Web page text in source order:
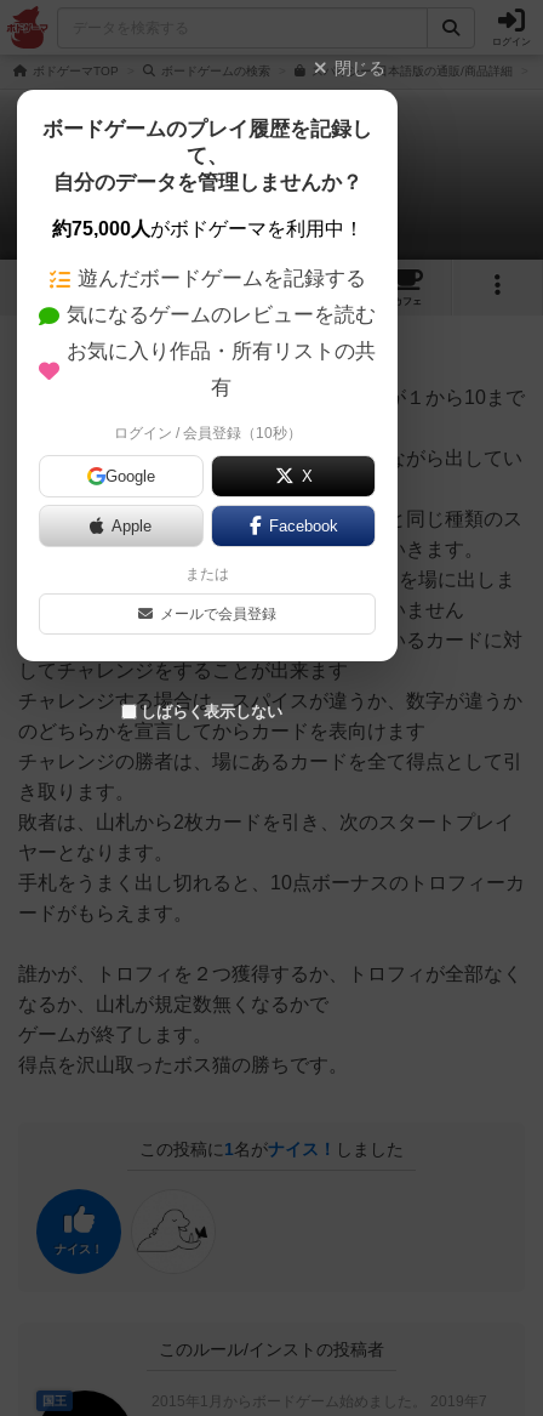
ログイン
ボドゲーマTOP ボードゲームの検索 スパイシー 日本語版の通販/商品詳細
スパイシー
ラスカル先生さんのルール/インスト
10 4 22
カフェ
413名 1名 0 6年以上前
ワサビ、唐辛子、コショーの三種類の数字が１から10まで
のスパイスカードを使います。
自分の番になったら、場にカードを宣言しながら出してい
きます。
すでに場に出ていたら、出されているものと同じ種類のス
パイスの数字が高いものを宣言して出していきます。
例えば、”ワサビの３”と宣言しながらカードを場に出しま
す。実際に出すカードは違っていてもかまいません
次のプレイヤーは、場の一番上に置かれているカードに対
してチャレンジをすることが出来ます
チャレンジする場合は、スパイスが違うか、数字が違うか
のどちらかを宣言してからカードを表向けます
チャレンジの勝者は、場にあるカードを全て得点として引
き取ります。
敗者は、山札から2枚カードを引き、次のスタートプレイ
ヤーとなります。
手札をうまく出し切れると、10点ボーナスのトロフィーカ
ードがもらえます。
誰かが、トロフィを２つ獲得するか、トロフィが全部なく
なるか、山札が規定数無くなるかで
ゲームが終了します。
得点を沢山取ったボス猫の勝ちです。
この投稿に1名がナイス！ しました
ナイス！
このルール/インストの投稿者
国王
2015年1月からボードゲーム始めました。 2019年7
閉じる
ボードゲームのプレイ履歴を記録し
て、
自分のデータを管理しませんか？
約75,000人がボドゲーマを利用中！
遊んだボードゲームを記録する
気になるゲームのレビューを読む
お気に入り作品・所有リストの共
有
ログイン / 会員登録（10秒）
Google X
Apple Facebook
または
メールで会員登録
しばらく表示しない